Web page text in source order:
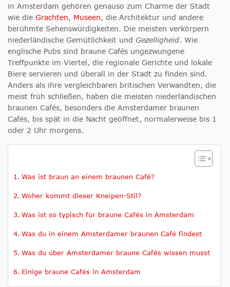
in Amsterdam gehören genauso zum Charme der Stadt
wie die Grachten, Museen, die Architektur und andere
berühmte Sehenswürdigkeiten. Die meisten verkörpern
niederländische Gemütlichkeit und Gezelligheid. Wie
englische Pubs sind braune Cafés ungezwungene
Treffpunkte im Viertel, die regionale Gerichte und lokale
Biere servieren und überall in der Stadt zu finden sind.
Anders als ihre vergleichbaren britischen Verwandten, die
meist früh schließen, haben die meisten niederländischen
braunen Cafés, besonders die Amsterdamer braunen
Cafés, bis spät in die Nacht geöffnet, normalerweise bis 1
oder 2 Uhr morgens.
Was ist braun an einem braunen Café?
Woher kommt dieser Kneipen-Stil?
Was ist so typisch für braune Cafés in Amsterdam
Was du in einem Amsterdamer braunen Café findest
Was du über Amsterdamer braune Cafés wissen musst
Einige braune Cafés in Amsterdam